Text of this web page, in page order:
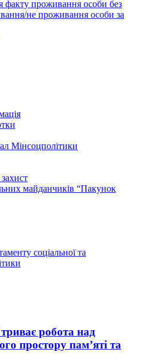
факту проживання особи без
не проживання особи за
Мінсоцполітики
майданчиків “Пакунок
соціальної та
робота над
простору пам’яті та